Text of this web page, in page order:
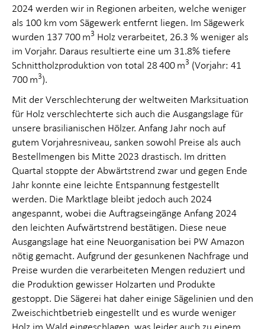
2024 werden wir in Regionen arbeiten, welche weniger
als 100 km vom Sägewerk entfernt liegen. Im Sägewerk
wurden 137 700 m3 Holz verarbeitet, 26.3 % weniger als
im Vorjahr. Daraus resultierte eine um 31.8% tiefere
Schnittholz­produktion von total 28 400 m3 (Vorjahr: 41
700 m3).
Mit der Verschlechterung der weltweiten Marksituation
für Holz verschlechterte sich auch die Ausgangslage für
unsere brasilianischen Hölzer. Anfang Jahr noch auf
gutem Vorjahresniveau, sanken sowohl Preise als auch
Bestellmengen bis Mitte 2023 drastisch. Im dritten
Quartal stoppte der Abwärtstrend zwar und gegen Ende
Jahr konnte eine leichte Entspannung festgestellt
werden. Die Marktlage bleibt jedoch auch 2024
angespannt, wobei die Auftragseingänge Anfang 2024
den leichten Aufwärtstrend bestätigen. Diese neue
Ausgangslage hat eine Neuorganisation bei PW Amazon
nötig gemacht. Aufgrund der gesunkenen Nachfrage und
Preise wurden die verarbeiteten Mengen reduziert und
die Produktion gewisser Holzarten und Produkte
gestoppt. Die Sägerei hat daher einige Sägelinien und den
Zweischichtbetrieb eingestellt und es wurde weniger
Holz im Wald eingeschlagen, was leider auch zu einem